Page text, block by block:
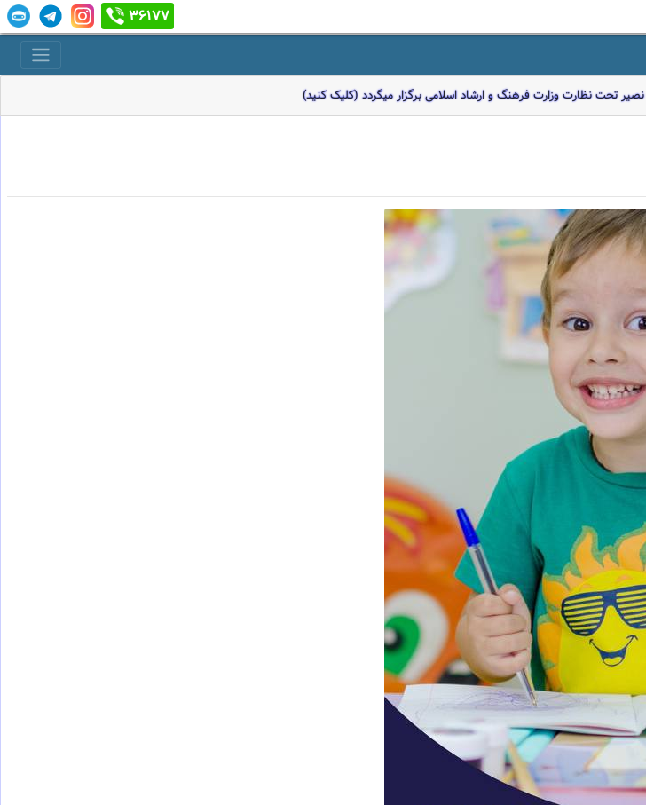
36177
نصیر تحت نظارت وزارت فرهنگ و ارشاد اسلامی برگزار میگردد (کلیک کنید)